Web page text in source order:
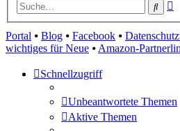
Suche
Portal ⦁ Blog ⦁ Facebook ⦁
wichtiges für Neue ⦁Amazon-
Schnellzugriff
Unbeantwortete Themen
Aktive Themen